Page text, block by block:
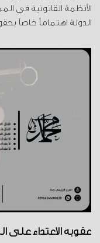
الأنظمة القانونية في
الدولة اهتماماً خاصاً
عقوبة الاعتداء على